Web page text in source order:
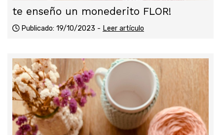
te enseño un monederito FLOR!
Publicado: 19/10/2023 - Leer artículo